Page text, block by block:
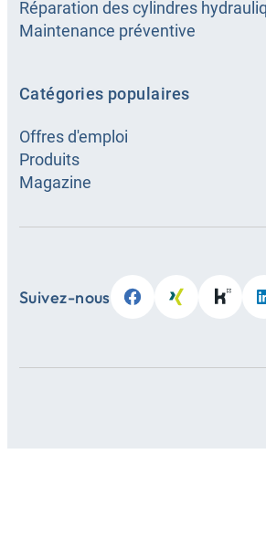
Réparation des cylindres
Maintenance préventive
Catégories populaires
Offres d'emploi
Produits
Magazine
Suivez-nous